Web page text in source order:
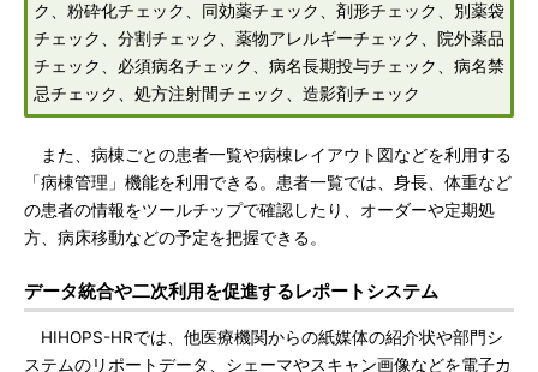
ク、粉砕化チェック、同効薬チェック、剤形チェック、別薬袋
チェック、分割チェック、薬物アレルギーチェック、院外薬品
チェック、必須病名チェック、病名長期投与チェック、病名禁
忌チェック、処方注射間チェック、造影剤チェック
また、病棟ごとの患者一覧や病棟レイアウト図などを利用する
「病棟管理」機能を利用できる。患者一覧では、身長、体重など
の患者の情報をツールチップで確認したり、オーダーや定期処
方、病床移動などの予定を把握できる。
データ統合や二次利用を促進するレポートシステム
HIHOPS-HRでは、他医療機関からの紙媒体の紹介状や部門シ
ステムのリポートデータ、シェーマやスキャン画像などを電子カ